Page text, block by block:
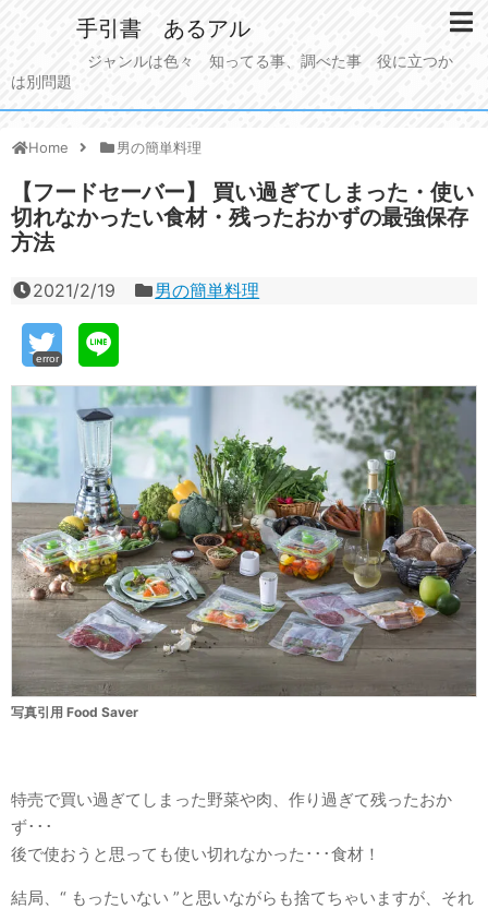
手引書 あるアル
ジャンルは色々 知ってる事、調べた事 役に立つか
は別問題
Home 男の簡単料理
【フードセーバー】 買い過ぎてしまった・使い
切れなかったい食材・残ったおかずの最強保存
方法
2021/2/19 男の簡単料理
error
写真引用 Food Saver
特売で買い過ぎてしまった野菜や肉、作り過ぎて残ったおか
ず･･･
後で使おうと思っても使い切れなかった･･･食材！
結局、“ もったいない ”と思いながらも捨てちゃいますが、それ